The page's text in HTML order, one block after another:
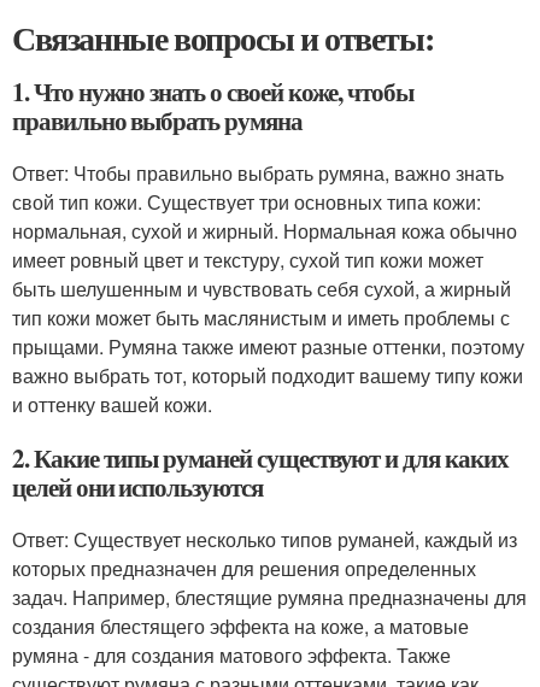
Связанные вопросы и ответы:
1. Что нужно знать о своей коже, чтобы
правильно выбрать румяна
Ответ: Чтобы правильно выбрать румяна, важно знать
свой тип кожи. Существует три основных типа кожи:
нормальная, сухой и жирный. Нормальная кожа обычно
имеет ровный цвет и текстуру, сухой тип кожи может
быть шелушенным и чувствовать себя сухой, а жирный
тип кожи может быть маслянистым и иметь проблемы с
прыщами. Румяна также имеют разные оттенки, поэтому
важно выбрать тот, который подходит вашему типу кожи
и оттенку вашей кожи.
2. Какие типы руманей существуют и для каких
целей они используются
Ответ: Существует несколько типов руманей, каждый из
которых предназначен для решения определенных
задач. Например, блестящие румяна предназначены для
создания блестящего эффекта на коже, а матовые
румяна - для создания матового эффекта. Также